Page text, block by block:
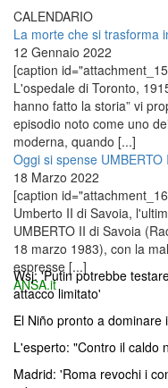
CALENDARIO
La morte che si trasforma
12 Gennaio 2022
[caption
L'ospedale di Toronto,
hanno fatto la storia” vi
episodio noto come uno
moderna, quando [...]
Oggi si spense UMBERTO
18 Marzo 2022
[caption
Umberto II di Savoia,
UMBERTO II di Savoia
18 marzo 1983), con la
espresse [...]
ANSA.it
Wsj: 'Putin potrebbe
attacco limitato'
El Niño pronto a
L'esperto: "Contro il caldo
Madrid: 'Roma revochi i